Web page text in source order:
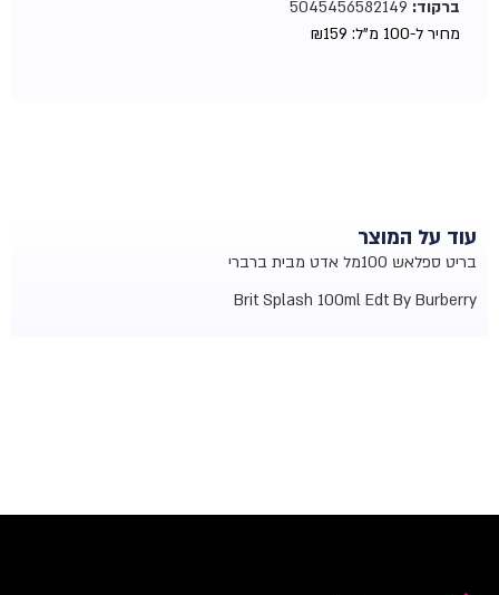
ברקוד:5045456582149
מחיר ל-100 מ"ל:
₪159
עוד על המוצר
בריט ספלאש 100מל אדט מבית ברברי
Brit Splash 100ml Edt By Burberry